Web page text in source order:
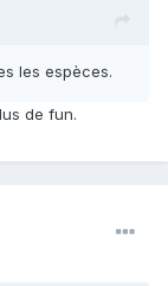
les espèces.
de fun.